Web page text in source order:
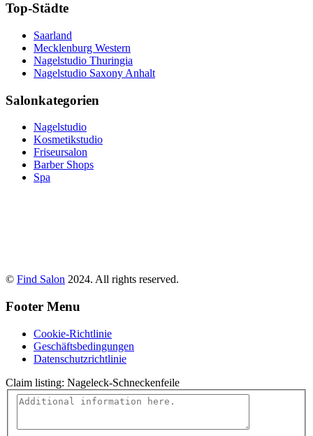
Top-Städte
Saarland
Mecklenburg Western
Nagelstudio Thuringia
Nagelstudio Saxony Anhalt
Salonkategorien
Nagelstudio
Kosmetikstudio
Friseursalon
Barber Shops
Spa
© Find Salon 2024. All rights reserved.
Footer Menu
Cookie-Richtlinie
Geschäftsbedingungen
Datenschutzrichtlinie
Claim listing: Nageleck-Schneckenfeile